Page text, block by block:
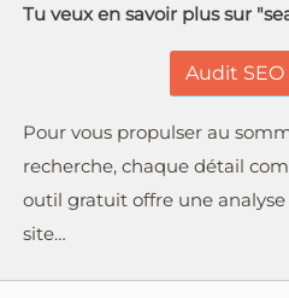
Tu veux en savoir plus sur
Audit
Pour vous propulser au
recherche, chaque détail
outil gratuit offre une
site…